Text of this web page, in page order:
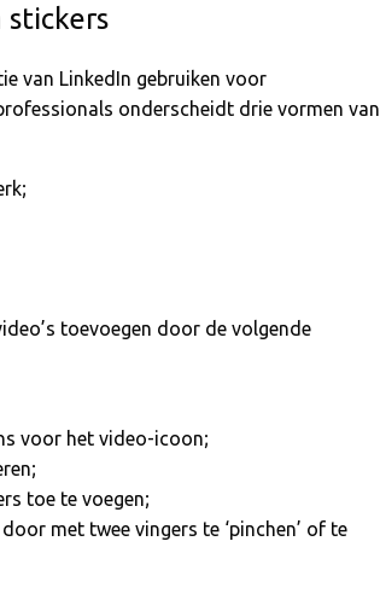
stickers
van LinkedIn gebruiken voor
onderscheidt drie vormen van
toevoegen door de volgende
voor het video-icoon;
toe te voegen;
met twee vingers te ‘pinchen’ of te